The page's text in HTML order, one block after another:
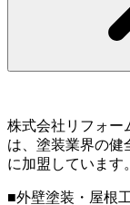
株式会社リフォー
は、塗装業界の健
に加盟しています。
■外壁塗装・屋根